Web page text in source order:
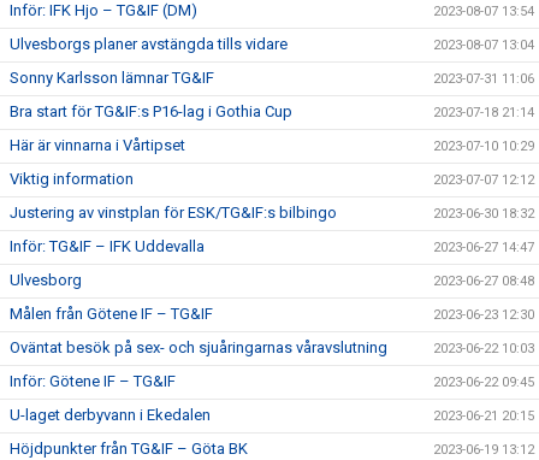
Inför: IFK Hjo – TG&IF (DM) 2023-08-07 13:54
Ulvesborgs planer avstängda tills vidare 2023-08-07 13:04
Sonny Karlsson lämnar TG&IF 2023-07-31 11:06
Bra start för TG&IF:s P16-lag i Gothia Cup 2023-07-18 21:14
Här är vinnarna i Vårtipset 2023-07-10 10:29
Viktig information 2023-07-07 12:12
Justering av vinstplan för ESK/TG&IF:s bilbingo 2023-06-30 18:32
Inför: TG&IF – IFK Uddevalla 2023-06-27 14:47
Ulvesborg 2023-06-27 08:48
Målen från Götene IF – TG&IF 2023-06-23 12:30
Oväntat besök på sex- och sjuåringarnas våravslutning 2023-06-22 10:03
Inför: Götene IF – TG&IF 2023-06-22 09:45
U-laget derbyvann i Ekedalen 2023-06-21 20:15
Höjdpunkter från TG&IF – Göta BK 2023-06-19 13:12